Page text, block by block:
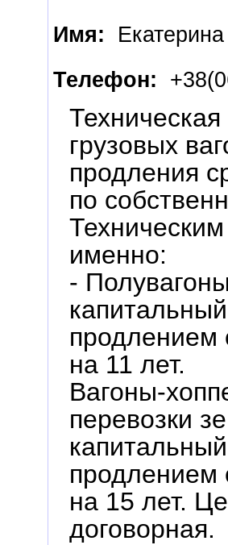
Имя:
Екатерина
Телефон:
грузовых
продления
по
именно:
-
продлением
на 11 лет.
Вагоны-
перевозки
продлением
на 15 лет.
договорная.